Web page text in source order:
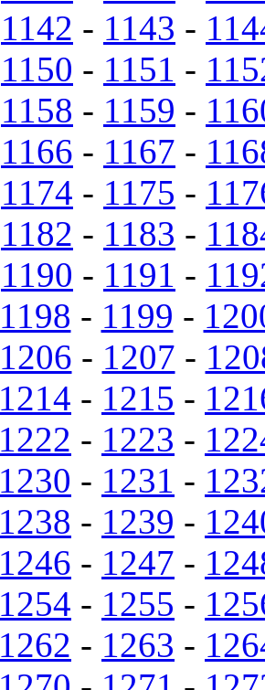
1142 - 1143 -
1150 - 1151 -
1158 - 1159 -
1166 - 1167 -
1174 - 1175 -
1182 - 1183 -
1190 - 1191 -
1198 - 1199 -
1206 - 1207 -
1214 - 1215 -
1222 - 1223 -
1230 - 1231 -
1238 - 1239 -
1246 - 1247 -
1254 - 1255 -
1262 - 1263 -